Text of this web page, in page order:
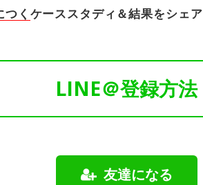
く ケーススタディ＆結果をシェア
LINE＠登録方法
友達になる